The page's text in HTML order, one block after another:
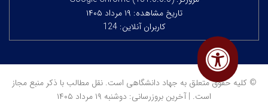
تاریخ مشاهده: ۱۹ مرداد ۱۴۰۵
کاربران آنلاین: 124
© کلیه حقوق متعلق به جهاد دانشگاهی است. نقل مطالب با ذکر منبع مجاز
است. | آخرین بروزرسانی: دوشنبه ۱۹ مرداد ۱۴۰۵